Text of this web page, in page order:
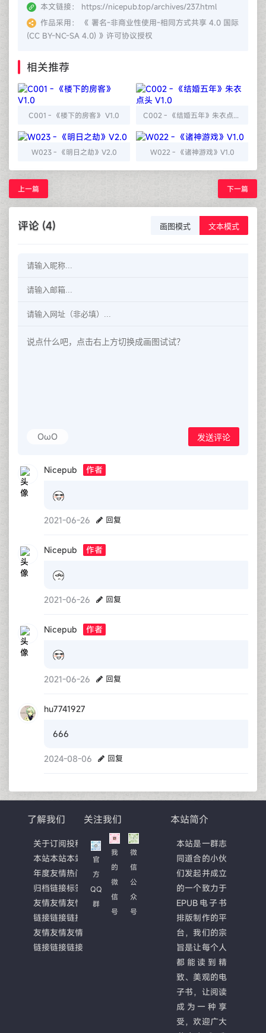
本文链接：
https://nicepub.top/archives/237.html
作品采用：
《 署名-非商业性使用-相同方式共享 4.0 国际
(CC BY-NC-SA 4.0) 》许可协议授权
相关推荐
C001 - 《楼下的房客》 V1.0 C002 - 《结婚五年》朱衣点头 V1.0
W023 - 《明日之劫》V2.0 W022 - 《诸神游戏》V1.0
上一篇 下一篇
评论 (4) 画图模式 文本模式
OωO 发送评论
Nicepub 作者
2021-06-26 回复
Nicepub 作者
2021-06-26 回复
Nicepub 作者
2021-06-26 回复
hu7741927
666
2024-08-06 回复
了解我们
关于
本站
订阅
本站
投稿
本站
年度
归档
友情
链接
热门
标签
友情
链接
友情
链接
友情
链接
友情
链接
友情
链接
友情
链接
关注我们
官
方
QQ
群
我
的
微
信
号
微
信
公
众
号
本站简介
本站是一群志
同道合的小伙
们发起并成立
的一个致力于
EPUB电子书
排版制作的平
台，我们的宗
旨是让每个人
都能读到精
致、美观的电
子书，让阅读
成为一种享
受，欢迎广大